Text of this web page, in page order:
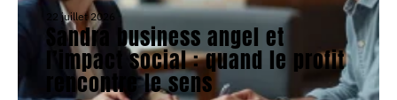
22 juillet 2026
Sandra business angel et
l’impact social : quand le profit
rencontre le sens